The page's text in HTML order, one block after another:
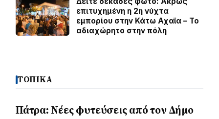
επιτυχημένη η 2η νύχτα
εμπορίου στην Κάτω Αχαϊα – Το
αδιαχώρητο στην πόλη
ΤΟΠΙΚΑ
Πάτρα: Νέες φυτεύσεις από τον Δήμο